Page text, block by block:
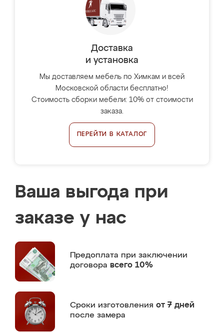
Доставка
и установка
Мы доставляем мебель по Химкам и всей
Московской области бесплатно!
Стоимость сборки мебели: 10% от стоимости
заказа.
ПЕРЕЙТИ В КАТАЛОГ
Ваша выгода при
заказе у нас
Предоплата при заключении
договора всего 10%
Сроки изготовления от 7 дней
после замера